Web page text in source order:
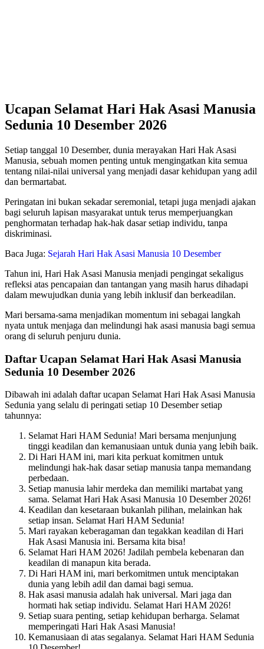
Ucapan Selamat Hari Hak Asasi Manusia
Sedunia 10 Desember 2026
Setiap tanggal 10 Desember, dunia merayakan Hari Hak Asasi
Manusia, sebuah momen penting untuk mengingatkan kita semua
tentang nilai-nilai universal yang menjadi dasar kehidupan yang adil
dan bermartabat.
Peringatan ini bukan sekadar seremonial, tetapi juga menjadi ajakan
bagi seluruh lapisan masyarakat untuk terus memperjuangkan
penghormatan terhadap hak-hak dasar setiap individu, tanpa
diskriminasi.
Baca Juga: Sejarah Hari Hak Asasi Manusia 10 Desember
Tahun ini, Hari Hak Asasi Manusia menjadi pengingat sekaligus
refleksi atas pencapaian dan tantangan yang masih harus dihadapi
dalam mewujudkan dunia yang lebih inklusif dan berkeadilan.
Mari bersama-sama menjadikan momentum ini sebagai langkah
nyata untuk menjaga dan melindungi hak asasi manusia bagi semua
orang di seluruh penjuru dunia.
Daftar Ucapan Selamat Hari Hak Asasi Manusia
Sedunia 10 Desember 2026
Dibawah ini adalah daftar ucapan Selamat Hari Hak Asasi Manusia
Sedunia yang selalu di peringati setiap 10 Desember setiap
tahunnya:
Selamat Hari HAM Sedunia! Mari bersama menjunjung
tinggi keadilan dan kemanusiaan untuk dunia yang lebih baik.
Di Hari HAM ini, mari kita perkuat komitmen untuk
melindungi hak-hak dasar setiap manusia tanpa memandang
perbedaan.
Setiap manusia lahir merdeka dan memiliki martabat yang
sama. Selamat Hari Hak Asasi Manusia 10 Desember 2026!
Keadilan dan kesetaraan bukanlah pilihan, melainkan hak
setiap insan. Selamat Hari HAM Sedunia!
Mari rayakan keberagaman dan tegakkan keadilan di Hari
Hak Asasi Manusia ini. Bersama kita bisa!
Selamat Hari HAM 2026! Jadilah pembela kebenaran dan
keadilan di manapun kita berada.
Di Hari HAM ini, mari berkomitmen untuk menciptakan
dunia yang lebih adil dan damai bagi semua.
Hak asasi manusia adalah hak universal. Mari jaga dan
hormati hak setiap individu. Selamat Hari HAM 2026!
Setiap suara penting, setiap kehidupan berharga. Selamat
memperingati Hari Hak Asasi Manusia!
Kemanusiaan di atas segalanya. Selamat Hari HAM Sedunia